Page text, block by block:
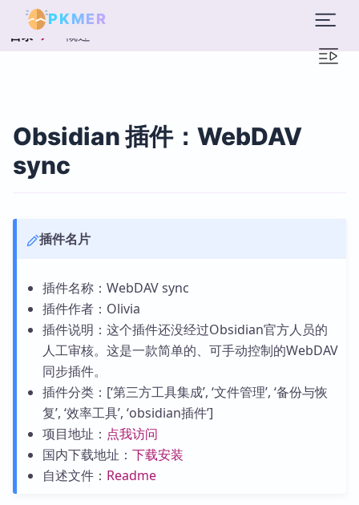
PKMER
目录 概述
Obsidian 插件：WebDAV
sync
插件名片
插件名称：WebDAV sync
插件作者：Olivia
插件说明：这个插件还没经过Obsidian官方人员的
人工审核。这是一款简单的、可手动控制的WebDAV
同步插件。
插件分类：[‘第三方工具集成’, ‘文件管理’, ‘备份与恢
复’, ‘效率工具’, ‘obsidian插件’]
项目地址： 点我访问
国内下载地址： 下载安装
自述文件： Readme